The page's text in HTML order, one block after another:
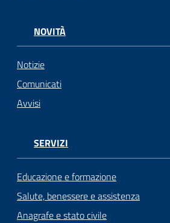
NOVITÀ
Notizie
Comunicati
Avvisi
SERVIZI
Educazione e formazione
Salute, benessere e assistenza
Anagrafe e stato civile